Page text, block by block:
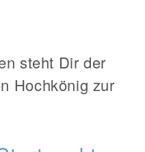
steht Dir der
Hochkönig zur